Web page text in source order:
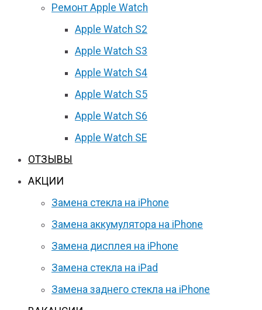
Ремонт Apple Watch
Apple Watch S2
Apple Watch S3
Apple Watch S4
Apple Watch S5
Apple Watch S6
Apple Watch SE
ОТЗЫВЫ
АКЦИИ
Замена стекла на iPhone
Замена аккумулятора на iPhone
Замена дисплея на iPhone
Замена стекла на iPad
Замена заднего стекла на iPhone